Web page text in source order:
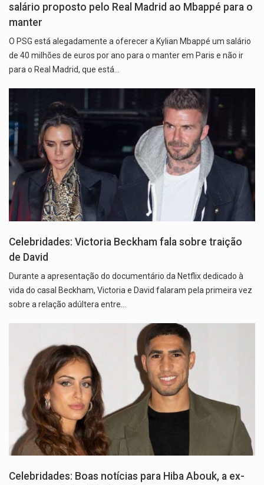
salário proposto pelo Real Madrid ao Mbappé para o
manter
O PSG está alegadamente a oferecer a Kylian Mbappé um salário
de 40 milhões de euros por ano para o manter em Paris e não ir
para o Real Madrid, que está…
Celebridades: Victoria Beckham fala sobre traição
de David
Durante a apresentação do documentário da Netflix dedicado à
vida do casal Beckham, Victoria e David falaram pela primeira vez
sobre a relação adúltera entre…
Celebridades: Boas notícias para Hiba Abouk, a ex-